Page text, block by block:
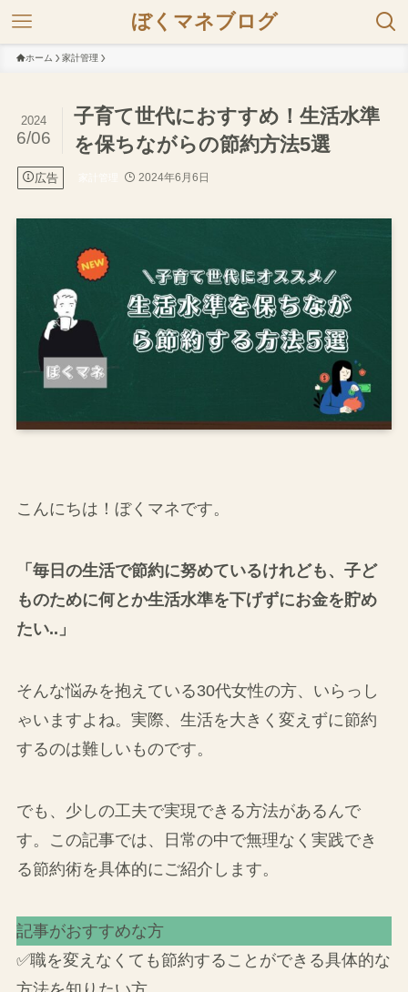
ぼくマネブログ
ホーム 家計管理
子育て世代におすすめ！生活水準
を保ちながらの節約方法5選
2024
6/06
広告 2024年6月6日
こんにちは！ぼくマネです。
「毎日の生活で節約に努めているけれども、子ど
ものために何とか生活水準を下げずにお金を貯め
たい..」
そんな悩みを抱えている30代女性の方、いらっし
ゃいますよね。実際、生活を大きく変えずに節約
するのは難しいものです。
でも、少しの工夫で実現できる方法があるんで
す。この記事では、日常の中で無理なく実践でき
る節約術を具体的にご紹介します。
記事がおすすめな方
✅職を変えなくても節約することができる具体的な